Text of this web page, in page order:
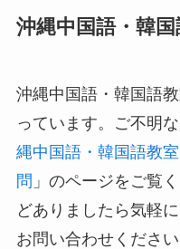
沖縄中国語・韓国
沖縄中国語・韓国語
っています。ご不明
縄中国語・韓国語教
問 」のページをご覧
どありましたら気軽
お問い合わせください